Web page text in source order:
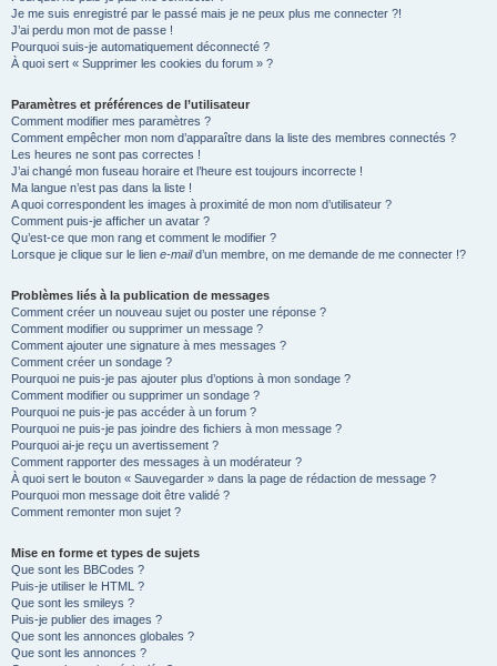
Je me suis enregistré par le passé mais je ne peux plus me connecter ?!
J’ai perdu mon mot de passe !
Pourquoi suis-je automatiquement déconnecté ?
À quoi sert « Supprimer les cookies du forum » ?
Paramètres et préférences de l’utilisateur
Comment modifier mes paramètres ?
Comment empêcher mon nom d’apparaître dans la liste des membres connectés ?
Les heures ne sont pas correctes !
J’ai changé mon fuseau horaire et l’heure est toujours incorrecte !
Ma langue n’est pas dans la liste !
A quoi correspondent les images à proximité de mon nom d’utilisateur ?
Comment puis-je afficher un avatar ?
Qu’est-ce que mon rang et comment le modifier ?
Lorsque je clique sur le lien e-maild’un membre, on me demande de me connecter !?
Problèmes liés à la publication de messages
Comment créer un nouveau sujet ou poster une réponse ?
Comment modifier ou supprimer un message ?
Comment ajouter une signature à mes messages ?
Comment créer un sondage ?
Pourquoi ne puis-je pas ajouter plus d’options à mon sondage ?
Comment modifier ou supprimer un sondage ?
Pourquoi ne puis-je pas accéder à un forum ?
Pourquoi ne puis-je pas joindre des fichiers à mon message ?
Pourquoi ai-je reçu un avertissement ?
Comment rapporter des messages à un modérateur ?
À quoi sert le bouton « Sauvegarder » dans la page de rédaction de message ?
Pourquoi mon message doit être validé ?
Comment remonter mon sujet ?
Mise en forme et types de sujets
Que sont les BBCodes ?
Puis-je utiliser le HTML ?
Que sont les smileys ?
Puis-je publier des images ?
Que sont les annonces globales ?
Que sont les annonces ?